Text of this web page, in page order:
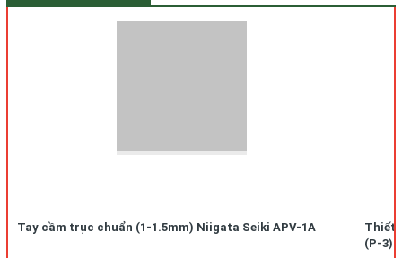
Tay cầm trục chuẩn (1-1.5mm) Niigata Seiki APV-1A
Thiết
(P-3)